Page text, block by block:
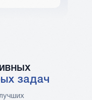
задач